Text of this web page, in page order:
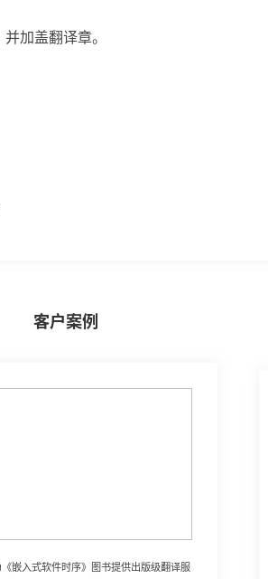
加盖翻译章。
客户案例
嵌入式软件时序》图书提供出版级翻译服